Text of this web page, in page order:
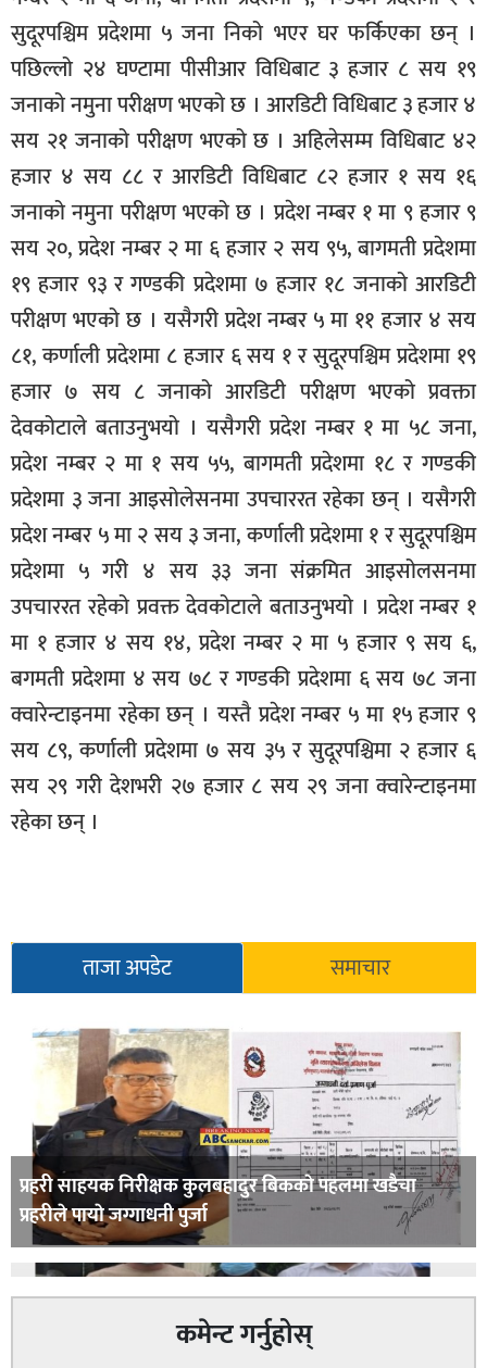
सुदूरपश्चिम प्रदेशमा ५ जना निको भएर घर फर्किएका छन् ।
पछिल्लो २४ घण्टामा पीसीआर विधिबाट ३ हजार ८ सय १९
जनाको नमुना परीक्षण भएको छ । आरडिटी विधिबाट ३ हजार ४
सय २१ जनाको परीक्षण भएको छ । अहिलेसम्म विधिबाट ४२
हजार ४ सय ८८ र आरडिटी विधिबाट ८२ हजार १ सय १६
जनाको नमुना परीक्षण भएको छ । प्रदेश नम्बर १ मा ९ हजार ९
सय २०, प्रदेश नम्बर २ मा ६ हजार २ सय ९५, बागमती प्रदेशमा
१९ हजार ९३ र गण्डकी प्रदेशमा ७ हजार १८ जनाको आरडिटी
परीक्षण भएको छ । यसैगरी प्रदेश नम्बर ५ मा ११ हजार ४ सय
८१, कर्णाली प्रदेशमा ८ हजार ६ सय १ र सुदूरपश्चिम प्रदेशमा १९
हजार ७ सय ८ जनाको आरडिटी परीक्षण भएको प्रवक्ता
देवकोटाले बताउनुभयो । यसैगरी प्रदेश नम्बर १ मा ५८ जना,
प्रदेश नम्बर २ मा १ सय ५५, बागमती प्रदेशमा १८ र गण्डकी
प्रदेशमा ३ जना आइसोलेसनमा उपचाररत रहेका छन् । यसैगरी
प्रदेश नम्बर ५ मा २ सय ३ जना, कर्णाली प्रदेशमा १ र सुदूरपश्चिम
प्रदेशमा ५ गरी ४ सय ३३ जना संक्रमित आइसोलसनमा
उपचाररत रहेको प्रवक्त देवकोटाले बताउनुभयो । प्रदेश नम्बर १
मा १ हजार ४ सय १४, प्रदेश नम्बर २ मा ५ हजार ९ सय ६,
बगमती प्रदेशमा ४ सय ७८ र गण्डकी प्रदेशमा ६ सय ७८ जना
क्वारेन्टाइनमा रहेका छन् । यस्तै प्रदेश नम्बर ५ मा १५ हजार ९
सय ८९, कर्णाली प्रदेशमा ७ सय ३५ र सुदूरपश्चिमा २ हजार ६
सय २९ गरी देशभरी २७ हजार ८ सय २९ जना क्वारेन्टाइनमा
रहेका छन् ।
ताजा अपडेट समाचार
प्रहरी साहयक निरीक्षक कुलबहादुर बिककाे पहलमा खडैचा
प्रहरीले पायाे जग्गाधनी पुर्जा
कमेन्ट गर्नुहोस्